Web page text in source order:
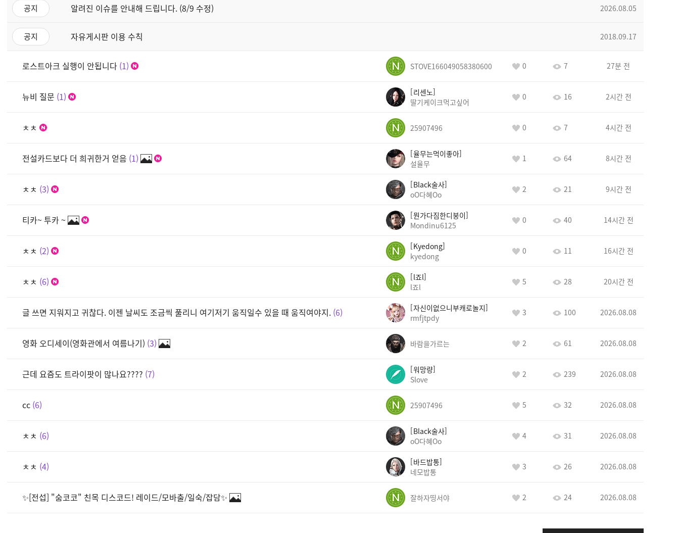
공지 알려진 이슈를 안내해 드립니다. (8/9 수정) 2026.08.05
공지 자유게시판 이용 수칙 2018.09.17
로스트아크 실행이 안됩니다 1 STOVE166049058380600 0 7 27분 전
뉴비 질문 1
리센노
딸기케이크먹고싶어
0 16 2시간 전
ㅊㅊ 25907496 0 7 4시간 전
전설카드보다 더 희귀한거 얻음 1
율무는먹이좋아
설율무
1 64 8시간 전
ㅊㅊ 3
Black술사
oO다혜Oo
2 21 9시간 전
티카~ 투카 ~
뭔가다짐한디붕이
Mondinu6125
0 40 14시간 전
ㅊㅊ 2
Kyedong
kyedong
0 11 16시간 전
ㅊㅊ 6
l죠l
l죠l
5 28 20시간 전
글 쓰면 지워지고 귀찮다. 이젠 날씨도 조금씩 풀리니 여기저기 움직일수 있을 때 움직여야지. 6
자신이없으니부캐로놀지
rmfjtpdy
3 100 2026.08.08
영화 오디세이(영화관에서 여름나기) 3 바람을가르는 2 61 2026.08.08
근데 요즘도 트라이팟이 많나요???? 7
워망량
Slove
2 239 2026.08.08
cc 6 25907496 5 32 2026.08.08
ㅊㅊ 6
Black술사
oO다혜Oo
4 31 2026.08.08
ㅊㅊ 4
바드밥통
네모밥통
3 26 2026.08.08
✨[전섭] "숨코코" 친목 디스코드! 레이드/모바출/일숙/잡담✨ 잘하자띵서야 2 24 2026.08.08